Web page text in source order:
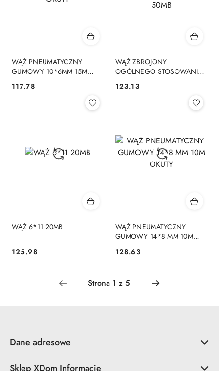
WĄŻ PNEUMATYCZNY
GUMOWY 10*6MM 15M
Cena:
117.78
WĄŻ ZBROJONY
OGÓLNEGO STOSOWANIA
Cena:
123.13
WĄŻ 6*11 20MB
Cena:
125.98
WĄŻ PNEUMATYCZNY
GUMOWY 14*8 MM 10M
Cena:
128.63
Dane adresowe
Sklep XDom Informacje